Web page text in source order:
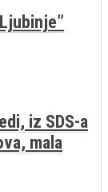
iz SDS-a
mala